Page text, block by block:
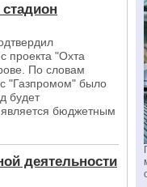
проекта "Охта
По словам
с "Газпромом" было
будет
бюджетным
деятельности